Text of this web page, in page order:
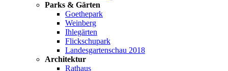
Parks & Gärten
Goethepark
Weinberg
Ihlegärten
Flickschupark
Landesgartenschau 2018
Architektur
Rathaus